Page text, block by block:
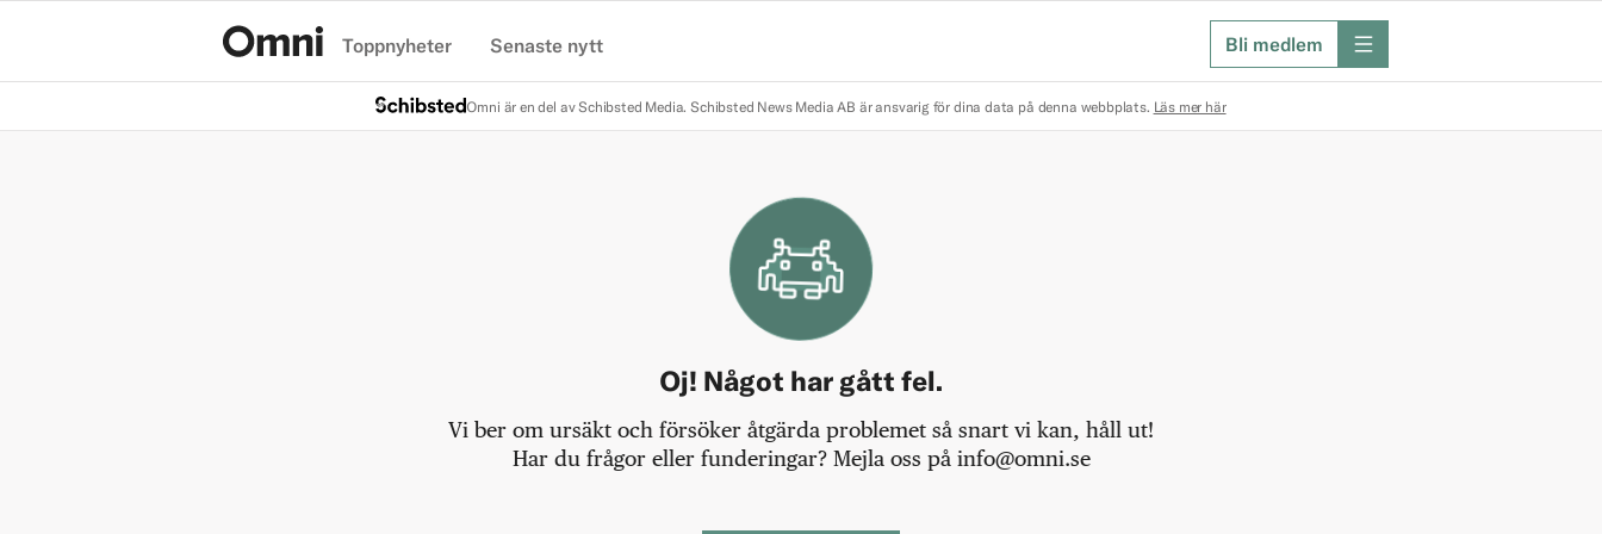
Toppnyheter Senaste nytt Bli medlem meny
Omni är en del av Schibsted Media. Schibsted News Media AB är ansvarig för dina data på denna webbplats. Läs mer här
Oj! Något har gått fel.
Vi ber om ursäkt och försöker åtgärda problemet så snart vi kan, håll ut!
Har du frågor eller funderingar? Mejla oss på info@omni.se